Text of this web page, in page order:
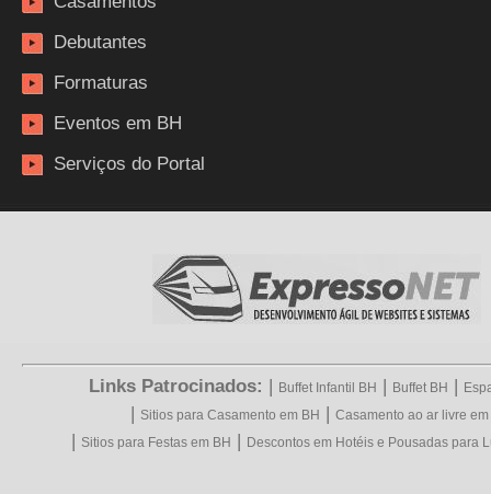
Debutantes
Formaturas
Eventos em BH
Serviços do Portal
Links Patrocinados: | Buffet Infantil BH | Buffet BH |
| Sitios para Casamento em BH | Casamento ao ar livre em
| Sitios para Festas em BH | Descontos em Hotéis e Pousadas para